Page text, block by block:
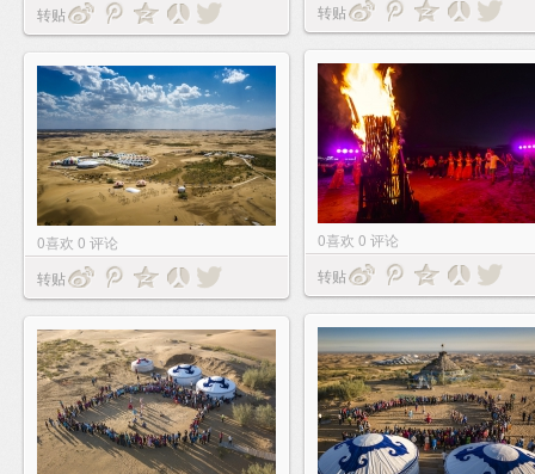
转贴
转贴
0喜欢 0 评论
转贴
0喜欢 0 评论
转贴